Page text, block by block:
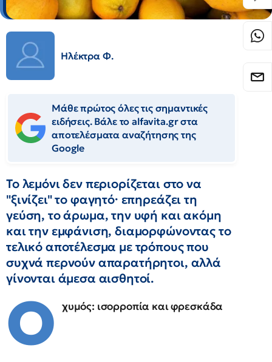
Ηλέκτρα Φ.
Μάθε πρώτος όλες τις σημαντικές
ειδήσεις. Βάλε το alfavita.gr στα
αποτελέσματα αναζήτησης της
Google
Το λεμόνι δεν περιορίζεται στο να
"ξινίζει" το φαγητό· επηρεάζει τη
γεύση, το άρωμα, την υφή και ακόμη
και την εμφάνιση, διαμορφώνοντας το
τελικό αποτέλεσμα με τρόπους που
συχνά περνούν απαρατήρητοι, αλλά
γίνονται άμεσα αισθητοί.
Ο χυμός: ισορροπία και φρεσκάδα